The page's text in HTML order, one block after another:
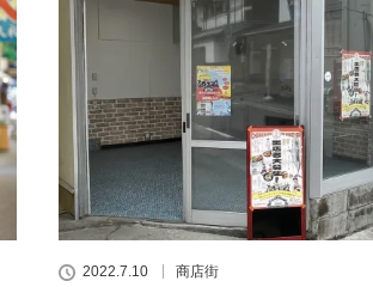
2022.7.10 商店街